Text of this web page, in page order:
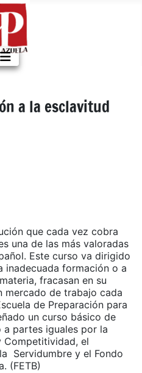
a la esclavitud
que cada vez cobra
una de las más valoradas
Este curso va dirigido
inadecuada formación o a
fracasan en su
mercado de trabajo cada
de Preparación para
un curso básico de
partes iguales por la
Competitividad, el
Servidumbre y el Fondo
(FETB)